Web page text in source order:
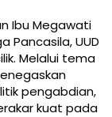
Ibu Megawati
Pancasila, UUD
Melalui tema
pengabdian,
kuat pada